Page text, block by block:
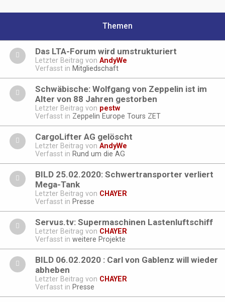
Themen
Das LTA-Forum wird umstrukturiert
Letzter Beitrag von AndyWe
Verfasst in Mitgliedschaft
Schwäbische: Wolfgang von Zeppelin ist im
Alter von 88 Jahren gestorben
Letzter Beitrag von pestw
Verfasst in Zeppelin Europe Tours ZET
CargoLifter AG gelöscht
Letzter Beitrag von AndyWe
Verfasst in Rund um die AG
BILD 25.02.2020: Schwertransporter verliert
Mega-Tank
Letzter Beitrag von CHAYER
Verfasst in Presse
Servus.tv: Supermaschinen Lastenluftschiff
Letzter Beitrag von CHAYER
Verfasst in weitere Projekte
BILD 06.02.2020 : Carl von Gablenz will wieder
abheben
Letzter Beitrag von CHAYER
Verfasst in Presse